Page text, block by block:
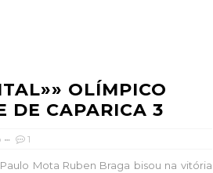
OLÍMPICO
DE CAPARICA 3
1
Mota Ruben Braga bisou na vitória